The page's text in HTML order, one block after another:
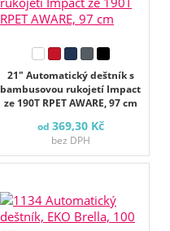
21" Automatický deštník s
bambusovou rukojetí Impact
ze 190T RPET AWARE, 97 cm
od 369,30 Kč
bez DPH